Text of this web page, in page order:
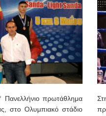
Πανελλήνιο πρωτάθλημα
στο Ολυμπιακό στάδιο